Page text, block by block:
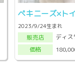
ペキニーズ×ト
2023/9/24生まれ
販売店
ディス
価格